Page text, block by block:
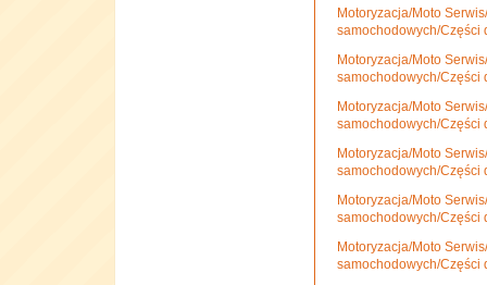
Motoryzacja/Moto
samochodowych/Części
Motoryzacja/Moto
samochodowych/Części
Motoryzacja/Moto
samochodowych/Części
Motoryzacja/Moto
samochodowych/Części
Motoryzacja/Moto
samochodowych/Części
Motoryzacja/Moto
samochodowych/Części